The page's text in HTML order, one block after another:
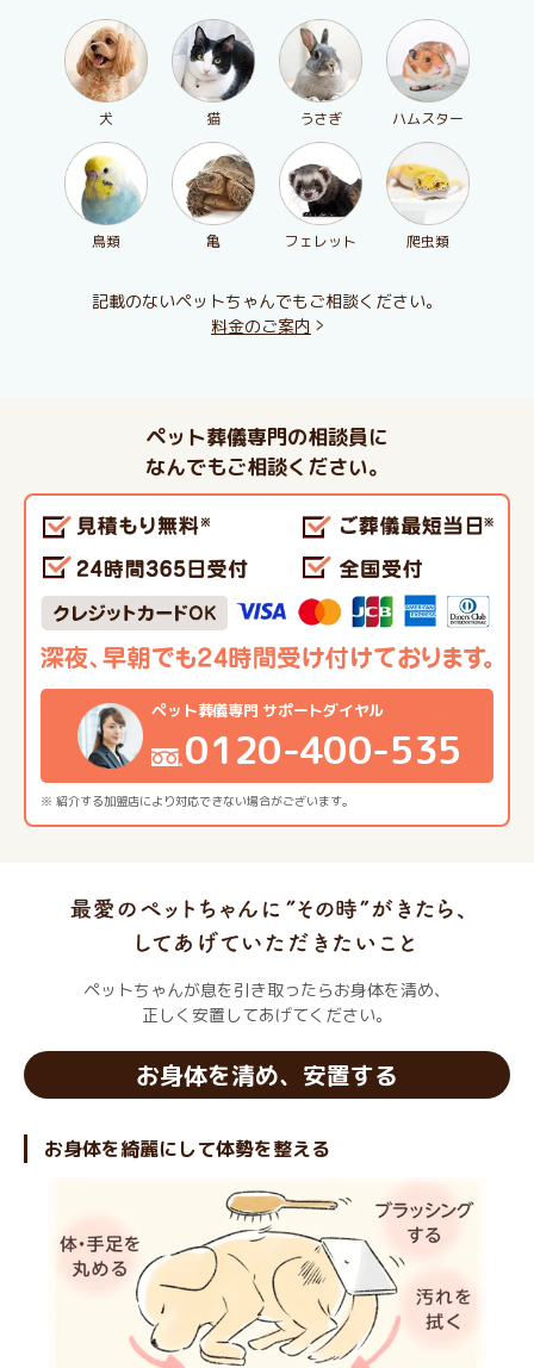
犬 猫 うさぎ ハムスター
鳥類 亀 フェレット 爬虫類
記載のないペットちゃんでもご相談ください。
料金のご案内
ペット葬儀専門の相談員に
なんでもご相談ください。
※ 紹介する加盟店により対応できない場合がございます。
ペット葬儀専門 サポートダイヤル
0120-400-535
ペットちゃんが息を引き取ったらお身体を清め、
正しく安置してあげてください。
お身体を清め、安置する
お身体を綺麗にして体勢を整える